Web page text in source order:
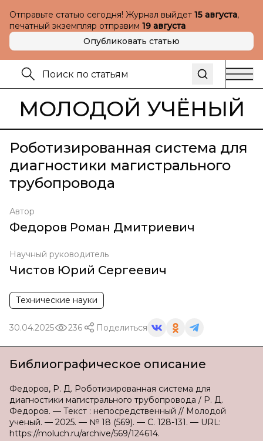
Отправьте статью сегодня! Журнал выйдет 15 августа,
печатный экземпляр отправим 19 августа
Опубликовать статью
МОЛОДОЙ УЧЁНЫЙ
Роботизированная система для
диагностики магистрального
трубопровода
Автор
Федоров Роман Дмитриевич
Научный руководитель
Чистов Юрий Сергеевич
Технические науки
30.04.2025 236 Поделиться
Библиографическое описание
Федоров, Р. Д. Роботизированная система для
диагностики магистрального трубопровода / Р. Д.
Федоров. — Текст : непосредственный // Молодой
ученый. — 2025. — № 18 (569). — С. 128-131. — URL:
https://moluch.ru/archive/569/124614.